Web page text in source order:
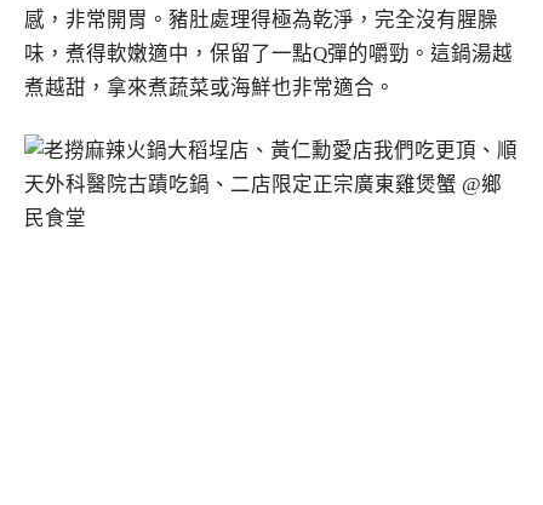
感，非常開胃。豬肚處理得極為乾淨，完全沒有腥臊
味，煮得軟嫩適中，保留了一點Q彈的嚼勁。這鍋湯越
煮越甜，拿來煮蔬菜或海鮮也非常適合。